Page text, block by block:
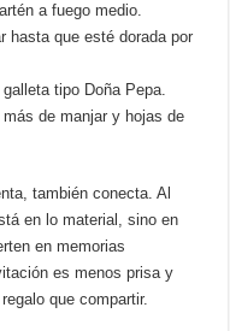
a fuego medio.
hasta que esté dorada por
tipo Doña Pepa.
de manjar y hojas de
también conecta. Al
en lo material, sino en
en memorias
es menos prisa y
que compartir.